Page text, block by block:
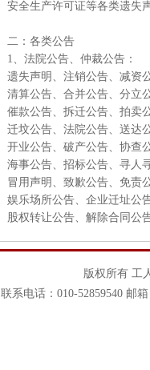
安全生产许可证等各类遗失
二：各类公告
1、法院公告、仲裁公告：
遗失声明、注销公告、减资
清算公告、合并公告、分立
催款公告、拆迁公告、拍卖
迁坟公告、法院公告、送达
开业公告、破产公告、协查
海事公告、招标公告、寻人
冒用声明、致歉公告、免责
娱乐场所公告、企业迁址公
股权转让公告、解除合同公
版权所有 工
联系电话：010-52859540 邮